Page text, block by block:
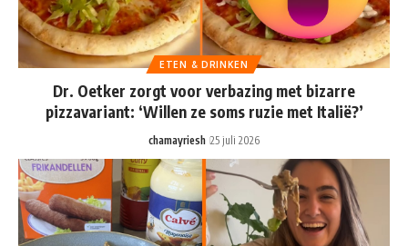
ETEN & DRINKEN
Dr. Oetker zorgt voor verbazing met bizarre
pizzavariant: ‘Willen ze soms ruzie met Italië?’
chamayriesh 25 juli 2026